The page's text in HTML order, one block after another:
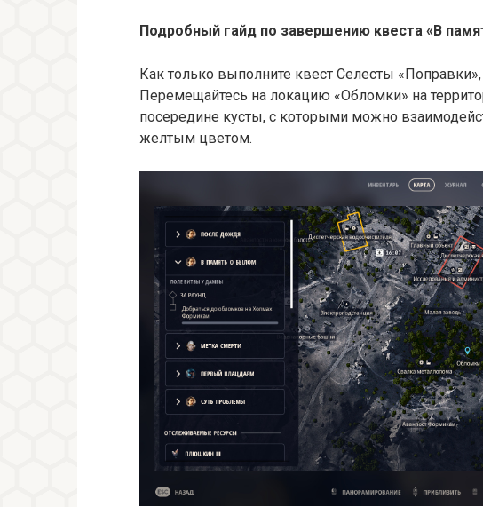
Подробный гайд по завершению квеста «В
Как только выполните квест Селесты
Перемещайтесь на локацию «Обломки» на
посередине кусты, с которыми можно
желтым цветом.